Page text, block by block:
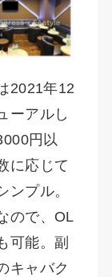
2021年12
ーアルし
円以
に応じて
ンプル。
ので、OL
可能。副
キャバク